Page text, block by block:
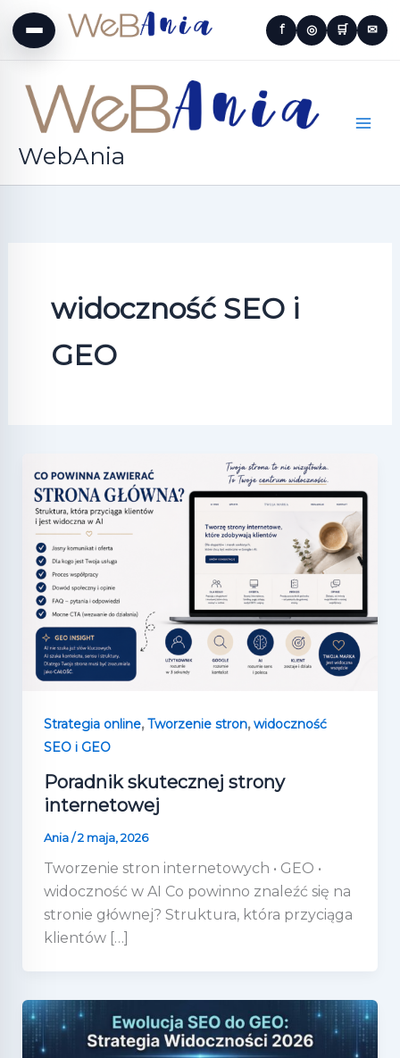
f ◎ 🛒 ✉
Przejdź
do
WebAnia
widoczność SEO i
GEO
Strategia online,Tworzenie stron,widoczność
SEO i GEO
Poradnik skutecznej strony
internetowej
Ania/2 maja, 2026
Tworzenie stron internetowych • GEO •
widoczność w AI Co powinno znaleźć się na
stronie głównej? Struktura, która przyciąga
klientów […]